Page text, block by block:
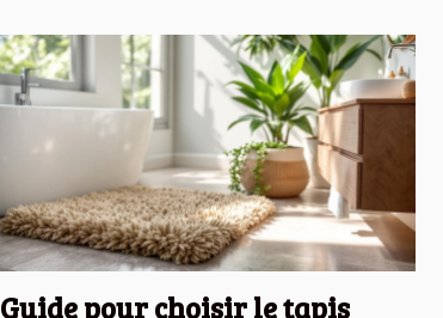
Guide pour choisir le tapis